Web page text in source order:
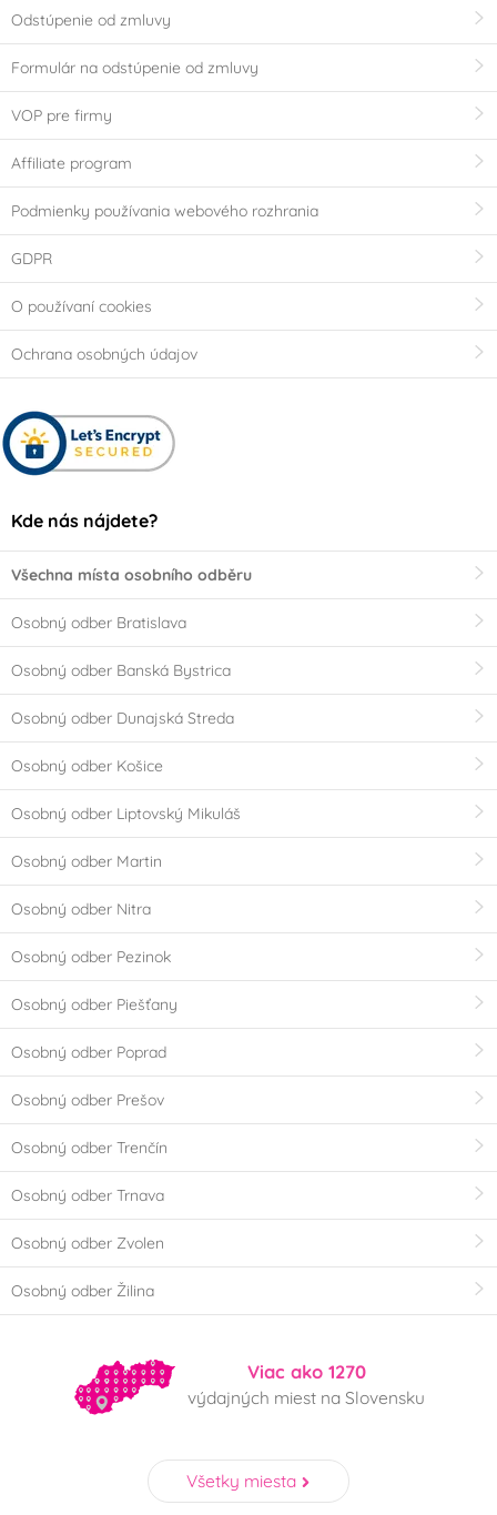
Odstúpenie od zmluvy
Formulár na odstúpenie od zmluvy
VOP pre firmy
Affiliate program
Podmienky používania webového rozhrania
GDPR
O používaní cookies
Ochrana osobných údajov
Kde nás nájdete?
Všechna místa osobního odběru
Osobný odber Bratislava
Osobný odber Banská Bystrica
Osobný odber Dunajská Streda
Osobný odber Košice
Osobný odber Liptovský Mikuláš
Osobný odber Martin
Osobný odber Nitra
Osobný odber Pezinok
Osobný odber Piešťany
Osobný odber Poprad
Osobný odber Prešov
Osobný odber Trenčín
Osobný odber Trnava
Osobný odber Zvolen
Osobný odber Žilina
Viac ako 1270
výdajných miest na Slovensku
Všetky miesta